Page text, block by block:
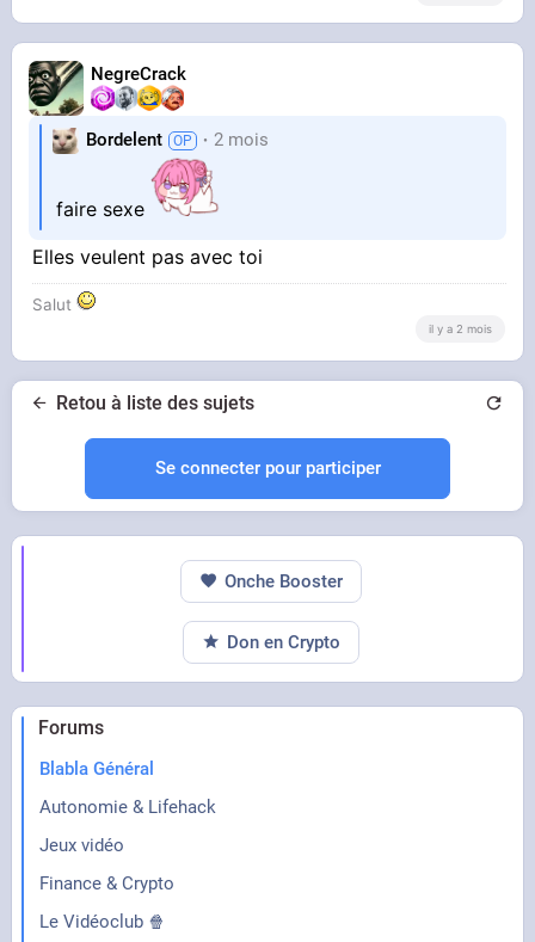
NegreCrack
Bordelent 2 mois
faire sexe
Elles veulent pas avec toi
Salut
il y a 2 mois
Retou à liste des sujets
Se connecter pour participer
Forums
Blabla Général
Autonomie & Lifehack
Jeux vidéo
Finance & Crypto
Le Vidéoclub 🍿
Onche Booster
Don en Crypto